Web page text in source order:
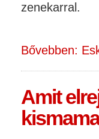
zenekarral.
Bővebben:
Amit